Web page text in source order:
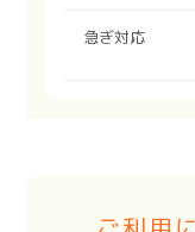
急ぎ対応